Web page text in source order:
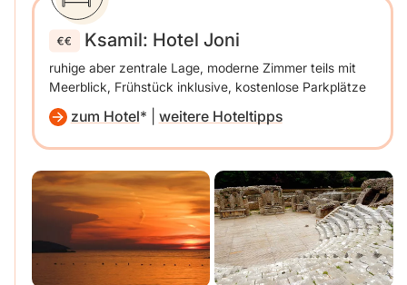
Ksamil: Hotel Joni
ruhige aber zentrale Lage, moderne Zimmer teils mit
Meerblick, Frühstück inklusive, kostenlose Parkplätze
zum Hotel weitere Hoteltipps